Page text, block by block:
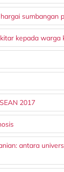
sumbangan
kepada warga
2017
antara